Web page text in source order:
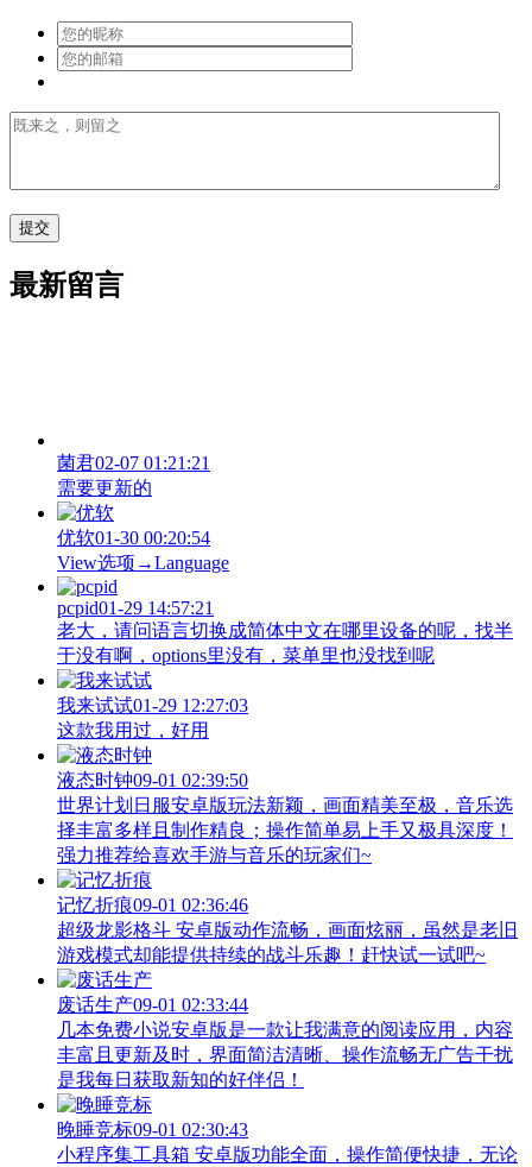
最新留言
菌君02-07 01:21:21
需要更新的
优软01-30 00:20:54
View‌选项→Language
pcpid01-29 14:57:21
老大，请问语言切换成简体中文在哪里设备的呢，找半
于没有啊，options里没有，菜单里也没找到呢
我来试试01-29 12:27:03
这款我用过，好用
液态时钟09-01 02:39:50
世界计划日服安卓版玩法新颖，画面精美至极，音乐选
择丰富多样且制作精良；操作简单易上手又极具深度！
强力推荐给喜欢手游与音乐的玩家们~
记忆折痕09-01 02:36:46
超级龙影格斗 安卓版动作流畅，画面炫丽，虽然是老旧
游戏模式却能提供持续的战斗乐趣！赶快试一试吧~
废话生产09-01 02:33:44
几本免费小说安卓版是一款让我满意的阅读应用，内容
丰富且更新及时，界面简洁清晰、操作流畅无广告干扰
是我每日获取新知的好伴侣！
晚睡竞标09-01 02:30:43
小程序集工具箱 安卓版功能全面，操作简便快捷，无论